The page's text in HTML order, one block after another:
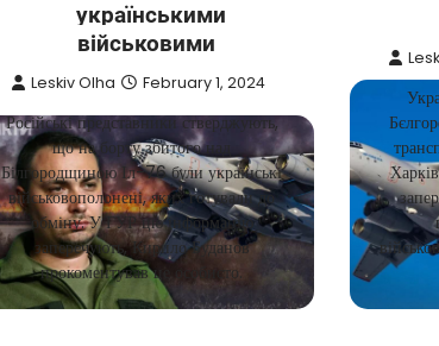
українськими
військовими
Leskiv Olha February 1, 2024
Російські представники стверджують,
що на борту збитого над
Білгородщиною Іл-76 були українські
військовополонені, яких готували до
обміну. У ГУР цю інформацію
заперечують, Кирило Буданов
прокоментував це особисто.